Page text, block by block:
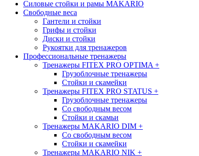
Силовые стойки и рамы MAKARIO
Свободные веса
Гантели и стойки
Грифы и стойки
Диски и стойки
Рукоятки для тренажеров
Профессиональные тренажеры
Тренажеры FITEX PRO OPTIMA +
Грузоблочные тренажеры
Стойки и скамейки
Тренажеры FITEX PRO STATUS +
Грузоблочные тренажеры
Со свободным весом
Стойки и скамьи
Тренажеры MAKARIO DIM +
Со свободным весом
Стойки и скамейки
Тренажеры MAKARIO NIK +